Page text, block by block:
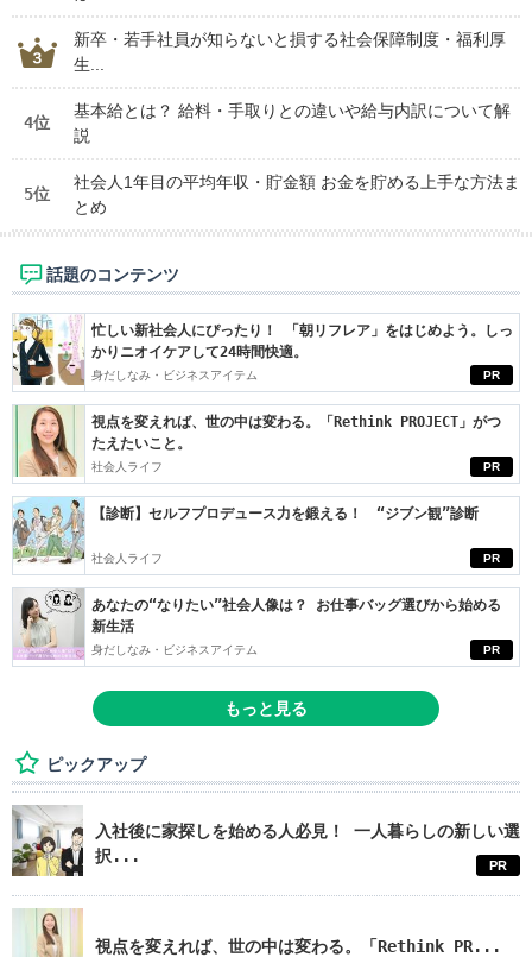
新卒・若手社員が知らないと損する社会保障制度・福利厚
生...
4位
基本給とは？ 給料・手取りとの違いや給与内訳について解
説
5位
社会人1年目の平均年収・貯金額 お金を貯める上手な方法ま
とめ
話題のコンテンツ
PR
忙しい新社会人にぴったり！ 「朝リフレア」をはじめよう。しっ
かりニオイケアして24時間快適。
身だしなみ・ビジネスアイテム
PR
視点を変えれば、世の中は変わる。「Rethink PROJECT」がつ
たえたいこと。
社会人ライフ
PR
【診断】セルフプロデュース力を鍛える！ “ジブン観”診断
社会人ライフ
PR
あなたの“なりたい”社会人像は？ お仕事バッグ選びから始める
新生活
身だしなみ・ビジネスアイテム
もっと見る
ピックアップ
入社後に家探しを始める人必見！ 一人暮らしの新しい選
択...
PR
視点を変えれば、世の中は変わる。「Rethink PR...